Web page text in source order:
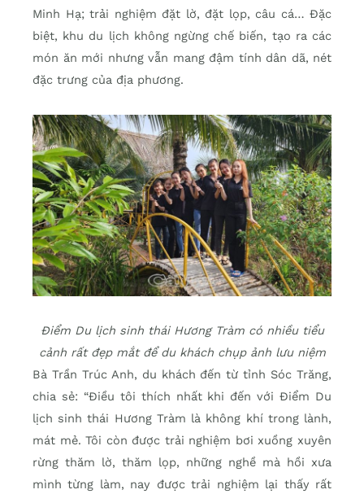
Minh Hạ; trải nghiệm đặt lờ, đặt lọp, câu cá… Ðặc
biệt, khu du lịch không ngừng chế biến, tạo ra các
món ăn mới nhưng vẫn mang đậm tính dân dã, nét
đặc trưng của địa phương.
Điểm Du lịch sinh thái Hương Tràm có nhiều tiểu
cảnh rất đẹp mắt để du khách chụp ảnh lưu niệm
Bà Trần Trúc Anh, du khách đến từ tỉnh Sóc Trăng,
chia sẻ: “Ðiều tôi thích nhất khi đến với Điểm Du
lịch sinh thái Hương Tràm là không khí trong lành,
mát mẻ. Tôi còn được trải nghiệm bơi xuồng xuyên
rừng thăm lờ, thăm lọp, những nghề mà hồi xưa
mình từng làm, nay được trải nghiệm lại thấy rất